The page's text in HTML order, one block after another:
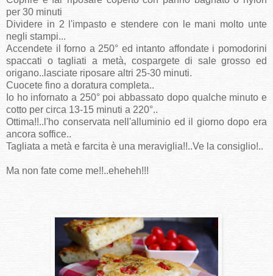
per 30 minuti
Dividere in 2 l'impasto e stendere con le mani molto unte
negli stampi...
Accendete il forno a 250° ed intanto affondate i pomodorini
spaccati o tagliati a metà, cospargete di sale grosso ed
origano..lasciate riposare altri 25-30 minuti.
Cuocete fino a doratura completa..
Io ho infornato a 250° poi abbassato dopo qualche minuto e
cotto per circa 13-15 minuti a 220°..
Ottima!!..l'ho conservata nell'alluminio ed il giorno dopo era
ancora soffice..
Tagliata a metà e farcita è una meraviglia!!..Ve la consiglio!..
Ma non fate come me!!..eheheh!!!